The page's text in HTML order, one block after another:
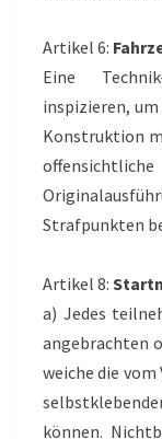
Artikel 6:
Eine
inspizieren,
Konstruktion
Strafpunkten
Artikel 8:
a) Jedes
angebrachten
weiche die
können.